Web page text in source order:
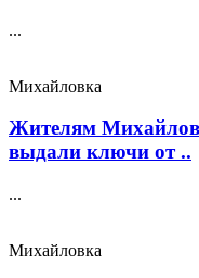
...
Михайловка
Жителям
выдали ключи от ..
...
Михайловка